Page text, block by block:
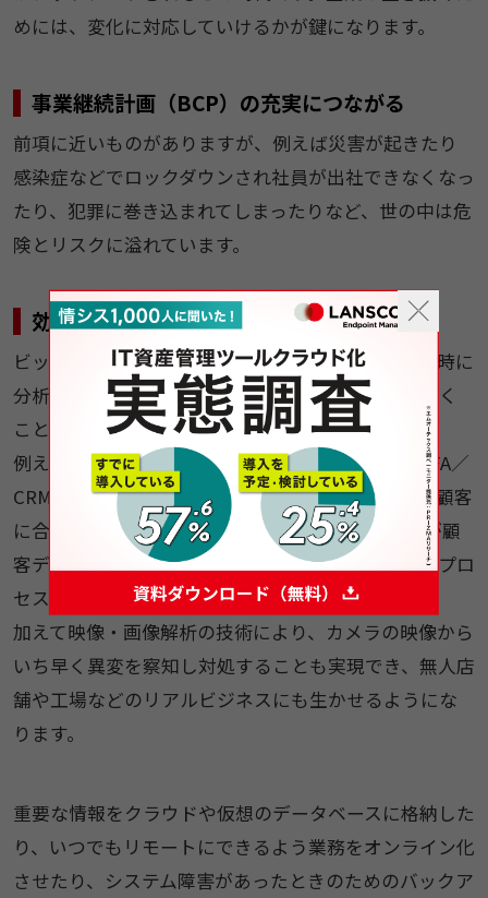
めには、変化に対応していけるかが鍵になります。
事業継続計画（BCP）の充実につながる
前項に近いものがありますが、例えば災害が起きたり
感染症などでロックダウンされ社員が出社できなくなっ
たり、犯罪に巻き込まれてしまったりなど、世の中は危
険とリスクに溢れています。
効果的なデータ活用
ビッグデータとAIの発展により膨大なデータ量を瞬時に
分析できるようになれば、これまで人の目では気づく
ことの出来なかった傾向に気づくことができます。
例えば、マーケティングや営業活動で活用されるSFA／
CRMや、自社にとって価値の高い顧客を選別して、顧客
に合わせた最適なアプローチを行う ABMでは、AIが顧
客データを分析することで効果的かつ効率的な営業プロ
セスの体系化が可能です。
加えて映像・画像解析の技術により、カメラの映像から
いち早く異変を察知し対処することも実現でき、無人店
舗や工場などのリアルビジネスにも生かせるようにな
ります。
重要な情報をクラウドや仮想のデータベースに格納した
り、いつでもリモートにできるよう業務をオンライン化
させたり、システム障害があったときのためのバックア